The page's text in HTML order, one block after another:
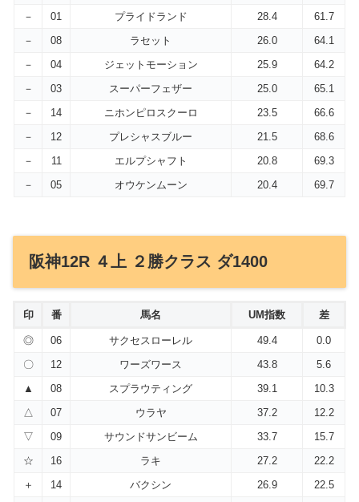
－
01 プライドランド 28.4
61.7
－
08 ラセット 26.0
64.1
－
04 ジェットモーション 25.9
64.2
－
03 スーパーフェザー 25.0
65.1
－
14 ニホンピロスクーロ 23.5
66.6
－
12 プレシャスブルー 21.5
68.6
－
11 エルプシャフト 20.8
69.3
－
05 オウケンムーン 20.4 69.7
阪神12R ４上 ２勝クラス ダ1400
印 番 馬名 UM指数 差
◎ 06 サクセスローレル 49.4
0.0
〇
12 ワーズワース 43.8
5.6
▲
08 スプラウティング 39.1
10.3
△
07 ウラヤ 37.2
12.2
▽
09 サウンドサンビーム 33.7
15.7
☆
16 ラキ 27.2
22.2
＋
14 バクシン 26.9
22.5